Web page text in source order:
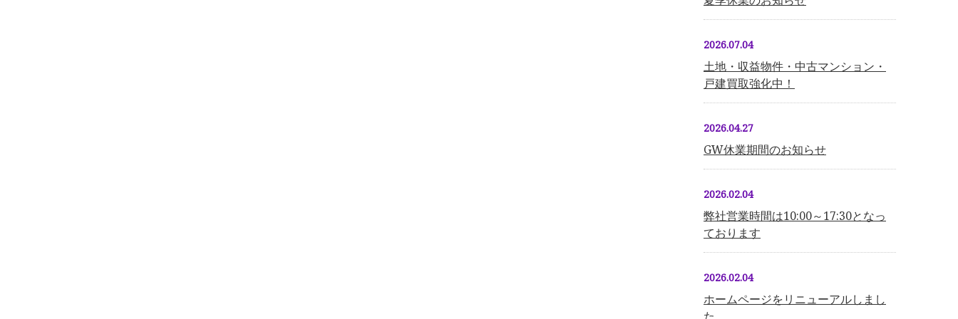
2026.07.04
土地・収益物件・中古マンション・
戸建買取強化中！
2026.04.27
GW休業期間のお知らせ
2026.02.04
弊社営業時間は10:00～17:30となっ
ております
2026.02.04
ホームページをリニューアルしまし